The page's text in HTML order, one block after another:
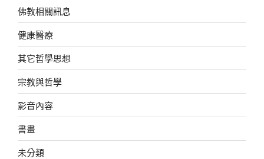
佛教相關訊息
健康醫療
其它哲學思想
宗教與哲學
影音內容
書畫
未分類